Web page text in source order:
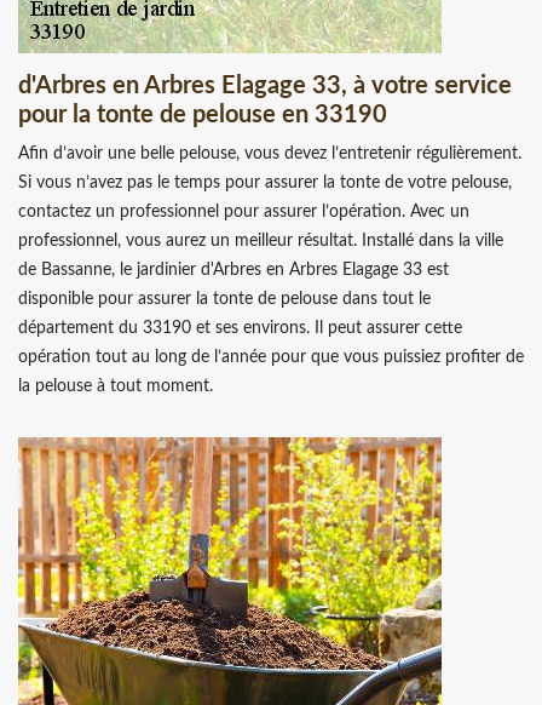
d'Arbres en Arbres Elagage 33, à votre service
pour la tonte de pelouse en 33190
Afin d’avoir une belle pelouse, vous devez l’entretenir régulièrement.
Si vous n’avez pas le temps pour assurer la tonte de votre pelouse,
contactez un professionnel pour assurer l’opération. Avec un
professionnel, vous aurez un meilleur résultat. Installé dans la ville
de Bassanne, le jardinier d'Arbres en Arbres Elagage 33 est
disponible pour assurer la tonte de pelouse dans tout le
département du 33190 et ses environs. Il peut assurer cette
opération tout au long de l’année pour que vous puissiez profiter de
la pelouse à tout moment.